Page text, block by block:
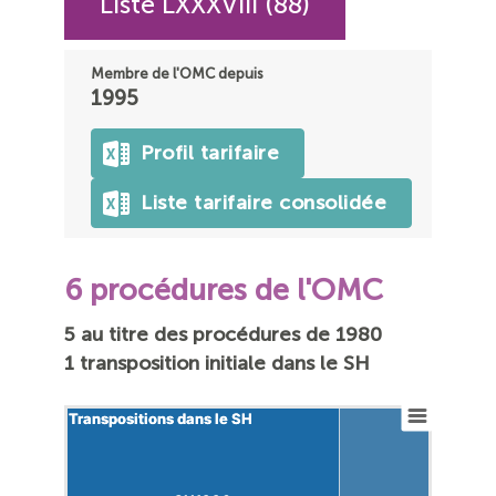
Membre de l'OMC depuis
1995
Profil tarifaire
Liste tarifaire consolidée
6 procédures de l'OMC
5 au titre des procédures de 1980
1 transposition initiale dans le SH
Transpositions dans le SH
Transpositions dans le SH